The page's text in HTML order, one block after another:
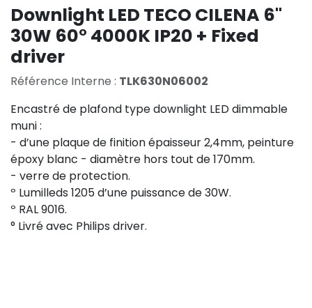
Downlight LED TECO CILENA 6''
30W 60° 4000K IP20 + Fixed
driver
Référence Interne : TLK630N06002
Encastré de plafond type downlight LED dimmable
muni :
- d’une plaque de finition épaisseur 2,4mm, peinture
époxy blanc - diamètre hors tout de 170mm.
- verre de protection.
º Lumilleds 1205 d’une puissance de 30W.
º RAL 9016.
° Livré avec Philips driver.